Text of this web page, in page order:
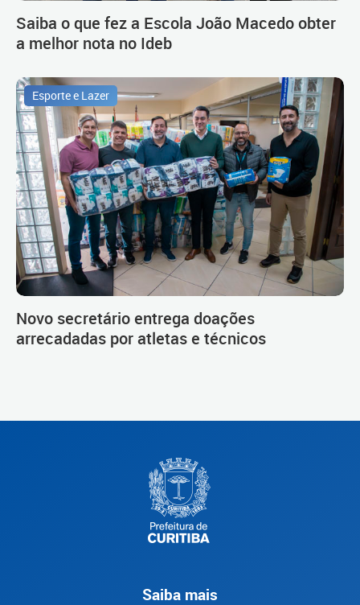
Saiba o que fez a Escola João Macedo obter
a melhor nota no Ideb
Esporte e Lazer
Novo secretário entrega doações
arrecadadas por atletas e técnicos
Saiba mais